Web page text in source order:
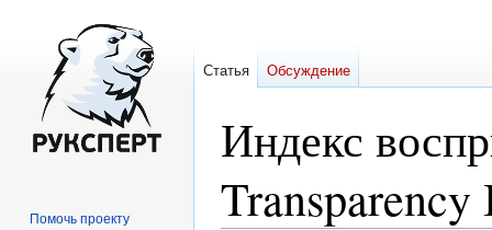
Индекс
Статья Обсуждение
Помочь проекту